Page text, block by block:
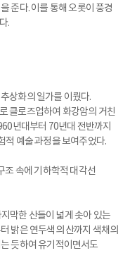
준다. 이를 통해 오롯이 풍경
.
상화의 일가를 이뤘다.
클로즈업하여 화강암의 거친
년대부터 70년대 전반까지
적 예술 과정을 보여주었다.
조 속에 기하학적 대각선
막한 산들이 넓게 솟아 있는
밝은 연두색의 산까지 색채의
듯하여 유기적이면서도